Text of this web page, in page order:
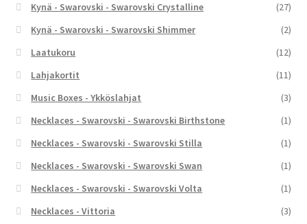
Kynä - Swarovski - Swarovski Crystalline
(27)
Kynä - Swarovski - Swarovski Shimmer
(2)
Laatukoru
(12)
Lahjakortit
(11)
Music Boxes - Ykköslahjat
(3)
Necklaces - Swarovski - Swarovski Birthstone
(1)
Necklaces - Swarovski - Swarovski Stilla
(1)
Necklaces - Swarovski - Swarovski Swan
(1)
Necklaces - Swarovski - Swarovski Volta
(1)
Necklaces - Vittoria
(3)